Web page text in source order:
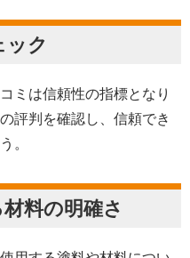
ック
ミは信頼性の指標となり
評判を確認し、信頼でき
。
料の明確さ